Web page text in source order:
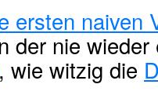
ersten naiven
der nie
, wie witzig die